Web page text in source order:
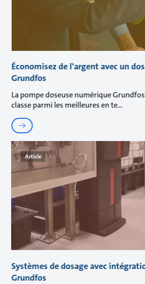
Économisez de l'argent avec un
Grundfos
La pompe doseuse numérique Grundfos
classe parmi les meilleures en te
Article
Systèmes de dosage avec
Grundfos